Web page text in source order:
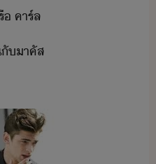
คาร์ล
​าคัส